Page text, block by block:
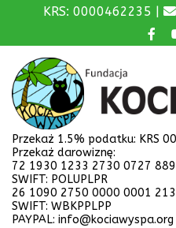
KRS: 0000462235 |
Przekaż 1.5% podatku: KRS
Przekaż darowiznę:
72 1930 1233 2730 0727
SWIFT: POLUPLPR
26 1090 2750 0000 0001
SWIFT: WBKPPLPP
PAYPAL: info@kociawyspa.org